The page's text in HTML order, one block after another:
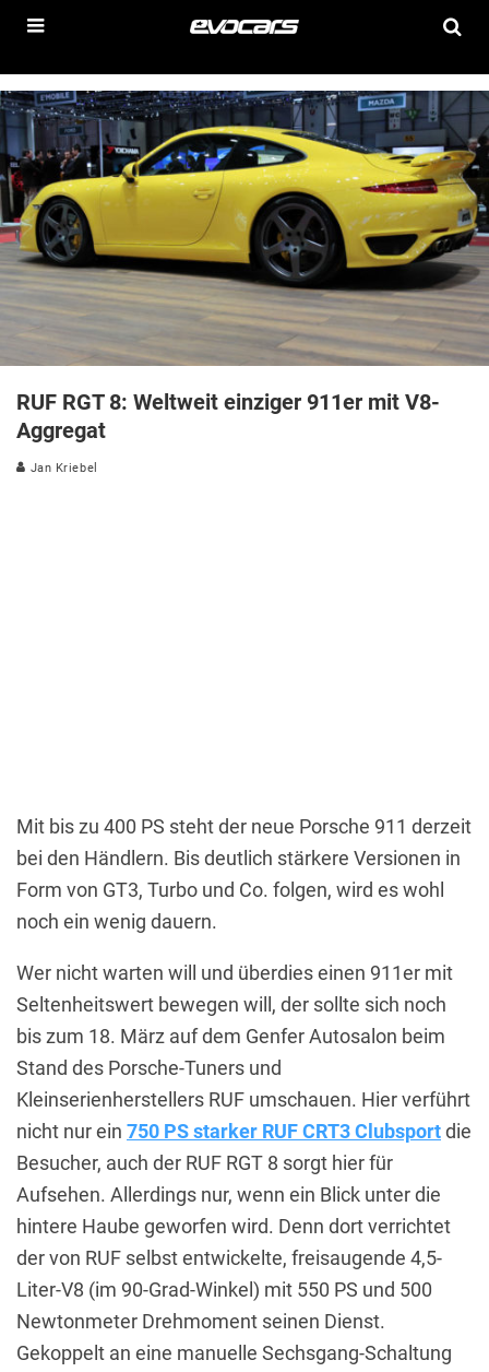
RUF RGT 8: Weltweit einziger 911er mit V8-
Aggregat
Jan Kriebel
Mit bis zu 400 PS steht der neue Porsche 911 derzeit
bei den Händlern. Bis deutlich stärkere Versionen in
Form von GT3, Turbo und Co. folgen, wird es wohl
noch ein wenig dauern.
Wer nicht warten will und überdies einen 911er mit
Seltenheitswert bewegen will, der sollte sich noch
bis zum 18. März auf dem Genfer Autosalon beim
Stand des Porsche-Tuners und
Kleinserienherstellers RUF umschauen. Hier verführt
nicht nur ein 750 PS starker RUF CRT3 Clubsportdie
Besucher, auch der RUF RGT 8 sorgt hier für
Aufsehen. Allerdings nur, wenn ein Blick unter die
hintere Haube geworfen wird. Denn dort verrichtet
der von RUF selbst entwickelte, freisaugende 4,5-
Liter-V8 (im 90-Grad-Winkel) mit 550 PS und 500
Newtonmeter Drehmoment seinen Dienst.
Gekoppelt an eine manuelle Sechsgang-Schaltung